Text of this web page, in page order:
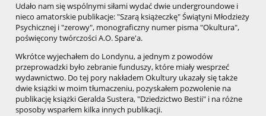
Udało nam się wspólnymi siłami wydać dwie undergroundowe i
nieco amatorskie publikacje: "Szarą książeczkę" Świątyni Młodzieży
Psychicznej i "zerowy", monograficzny numer pisma "Okultura",
poświęcony twórczości A.O. Spare'a.
Wkrótce wyjechałem do Londynu, a jednym z powodów
przeprowadzki było zebranie funduszy, które miały wesprzeć
wydawnictwo. Do tej pory nakładem Okultury ukazały się także
dwie książki w moim tłumaczeniu, pozyskałem pozwolenie na
publikację książki Geralda Sustera, "Dziedzictwo Bestii" i na różne
sposoby wsparłem kilka innych publikacji.